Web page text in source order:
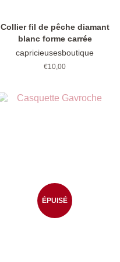
Collier fil de pêche diamant
blanc forme carrée
capricieusesboutique
Prix
€10,00
ÉPUISÉ